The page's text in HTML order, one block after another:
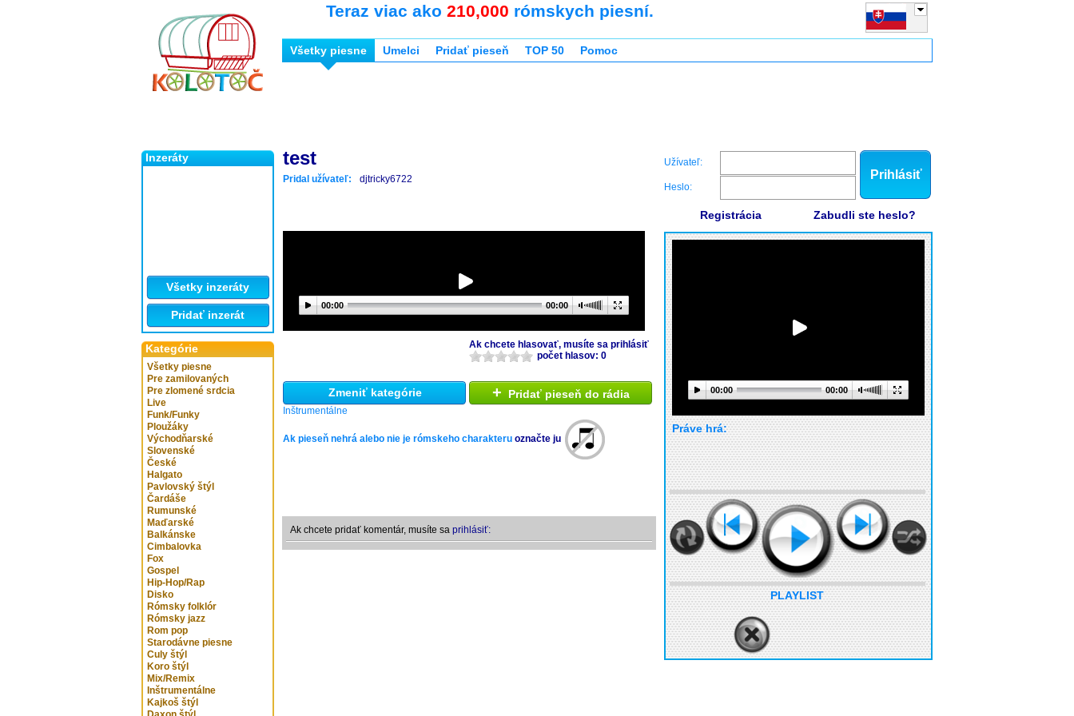
Inzeráty
Všetky inzeráty
Pridať inzerát
Kategórie
Všetky piesne
Pre zamilovaných
Pre zlomené srdcia
Live
Funk/Funky
Ploužáky
Východňarské
Slovenské
České
Halgato
Pavlovský štýl
Čardáše
Rumunské
Maďarské
Balkánske
Cimbalovka
Fox
Gospel
Hip-Hop/Rap
Disko
Rómsky folklór
Rómsky jazz
Rom pop
Starodávne piesne
Culy štýl
Koro štýl
Mix/Remix
Inštrumentálne
Kajkoš štýl
Teraz viac ako 210,000 rómskych piesní.
Všetky piesne Umelci Pridať pieseň TOP 50 Pomoc
test
Pridal užívateľ: djtricky6722
00:00 00:00
Ak chcete hlasovať, musíte sa prihlásiť
počet hlasov: 0
Zmeniť kategórie
Inštrumentálne
+ Pridať pieseň do rádia
Ak pieseň nehrá alebo nie je rómskeho charakteru označte ju
Ak chcete pridať komentár, musíte sa prihlásiť:
Užívateľ:
Heslo:
Prihlásiť
Registrácia Zabudli ste heslo?
00:00 00:00
Práve hrá:
PLAYLIST